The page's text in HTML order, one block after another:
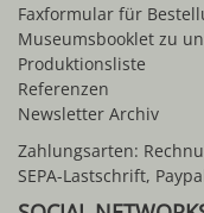
Faxformular für
Museumsbooklet zu
Produktionsliste
Referenzen
Newsletter Archiv
Zahlungsarten:
SEPA-Lastschrift,